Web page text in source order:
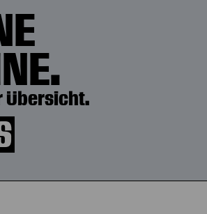
Übersicht.